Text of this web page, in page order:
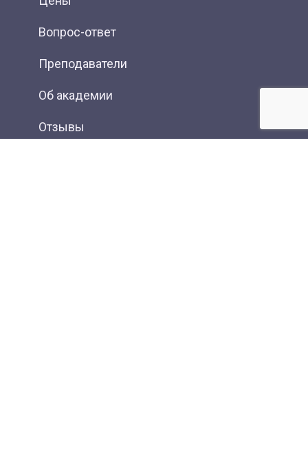
Вопрос-ответ
Преподаватели
Об академии
Отзывы